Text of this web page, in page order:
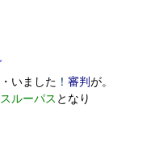
・いました ！ 審判が。
ルーパス となり